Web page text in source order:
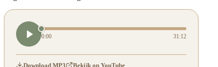
0:00 31:12
Download MP3 Bekijk op YouTube